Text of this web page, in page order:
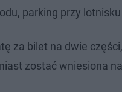
parking przy
za bilet na dwie
zostać wniesiona